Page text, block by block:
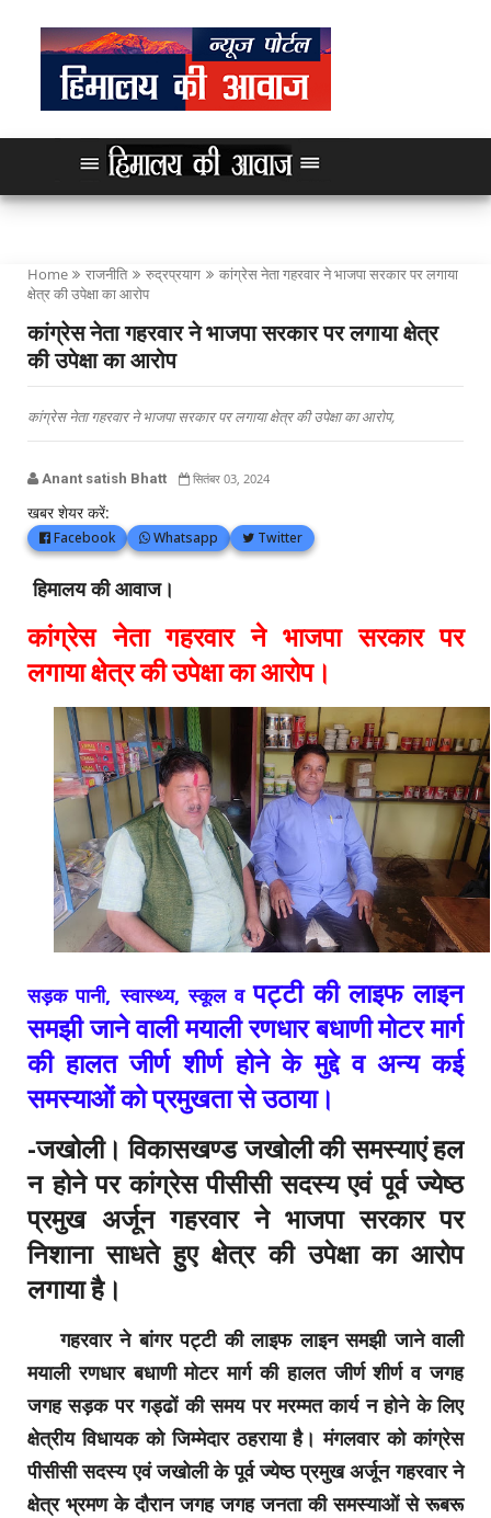
Home राजनीति रुद्रप्रयाग
कांग्रेस नेता गहरवार ने भाजपा सरकार पर लगाया
क्षेत्र की उपेक्षा का आरोप
कांग्रेस नेता गहरवार ने भाजपा सरकार पर लगाया क्षेत्र
की उपेक्षा का आरोप
कांग्रेस नेता गहरवार ने भाजपा सरकार पर लगाया क्षेत्र की उपेक्षा का आरोप,
Anant satish Bhatt सितंबर 03, 2024
खबर शेयर करें:
Facebook Whatsapp Twitter
हिमालय की आवाज।
कांग्रेस नेता गहरवार ने भाजपा सरकार पर
लगाया क्षेत्र की उपेक्षा का आरोप।
सड़क पानी, स्वास्थ्य, स्कूल वपट्टी की लाइफ लाइन
समझी जाने वाली मयाली रणधार बधाणी मोटर मार्ग
की हालत जीर्ण शीर्ण होने के मुद्दे व अन्य कई
समस्याओं को प्रमुखता से उठाया।
-जखोली। विकासखण्ड जखोली की समस्याएं हल
न होने पर कांग्रेस पीसीसी सदस्य एवं पूर्व ज्येष्ठ
प्रमुख अर्जून गहरवार ने भाजपा सरकार पर
निशाना साधते हुए क्षेत्र की उपेक्षा का आरोप
लगाया है।
गहरवार ने बांगर पट्टी की लाइफ लाइन समझी जाने वाली
मयाली रणधार बधाणी मोटर मार्ग की हालत जीर्ण शीर्ण व जगह
जगह सड़क पर गड्ढों की समय पर मरम्मत कार्य न होने के लिए
क्षेत्रीय विधायक को जिम्मेदार ठहराया है। मंगलवार को कांग्रेस
पीसीसी सदस्य एवं जखोली के पूर्व ज्येष्ठ प्रमुख अर्जून गहरवार ने
क्षेत्र भ्रमण के दौरान जगह जगह जनता की समस्याओं से रूबरू